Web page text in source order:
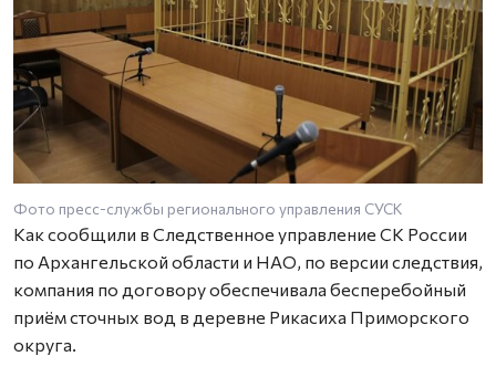
Фото пресс-службы регионального управления СУСК
Как сообщили в Следственное управление СК России
по Архангельской области и НАО, по версии следствия,
компания по договору обеспечивала бесперебойный
приём сточных вод в деревне Рикасиха Приморского
округа.